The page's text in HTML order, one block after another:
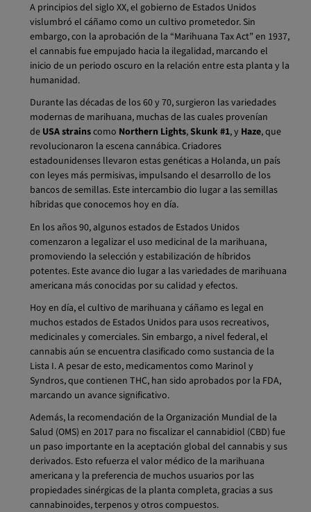
A principios del siglo XX, el gobierno de Estados Unidos
vislumbró el cáñamo como un cultivo prometedor. Sin
embargo, con la aprobación de la “Marihuana Tax Act” en 1937,
el cannabis fue empujado hacia la ilegalidad, marcando el
inicio de un periodo oscuro en la relación entre esta planta y la
humanidad.
Durante las décadas de los 60 y 70, surgieron las variedades
modernas de marihuana, muchas de las cuales provenían
de USA strainscomo Northern Lights,Skunk #1, y Haze, que
revolucionaron la escena cannábica. Criadores
estadounidenses llevaron estas genéticas a Holanda, un país
con leyes más permisivas, impulsando el desarrollo de los
bancos de semillas. Este intercambio dio lugar a las semillas
híbridas que conocemos hoy en día.
En los años 90, algunos estados de Estados Unidos
comenzaron a legalizar el uso medicinal de la marihuana,
promoviendo la selección y estabilización de híbridos
potentes. Este avance dio lugar a las variedades de marihuana
americana más conocidas por su calidad y efectos.
Hoy en día, el cultivo de marihuana y cáñamo es legal en
muchos estados de Estados Unidos para usos recreativos,
medicinales y comerciales. Sin embargo, a nivel federal, el
cannabis aún se encuentra clasificado como sustancia de la
Lista I. A pesar de esto, medicamentos como Marinol y
Syndros, que contienen THC, han sido aprobados por la FDA,
marcando un avance significativo.
Además, la recomendación de la Organización Mundial de la
Salud (OMS) en 2017 para no fiscalizar el cannabidiol (CBD) fue
un paso importante en la aceptación global del cannabis y sus
derivados. Esto refuerza el valor médico de la marihuana
americana y la preferencia de muchos usuarios por las
propiedades sinérgicas de la planta completa, gracias a sus
cannabinoides, terpenos y otros compuestos.